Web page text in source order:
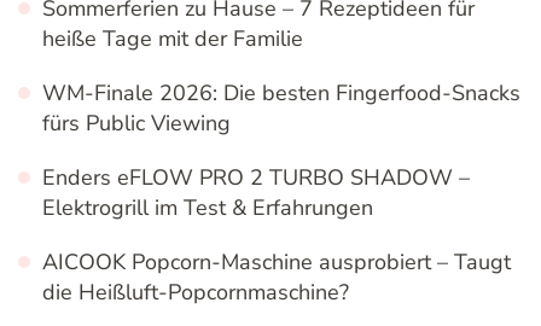
fürs Public Viewing
Enders eFLOW PRO 2 TURBO SHADOW –
Elektrogrill im Test & Erfahrungen
AICOOK Popcorn-Maschine ausprobiert – Taugt
die Heißluft-Popcornmaschine?